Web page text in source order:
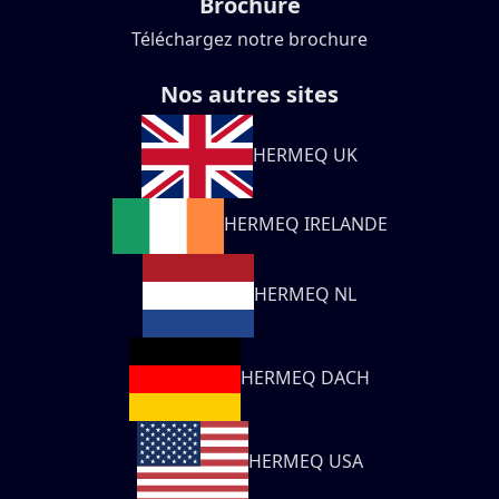
Téléchargez notre brochure
Nos autres sites
HERMEQ UK
HERMEQ IRELANDE
HERMEQ NL
HERMEQ DACH
HERMEQ USA